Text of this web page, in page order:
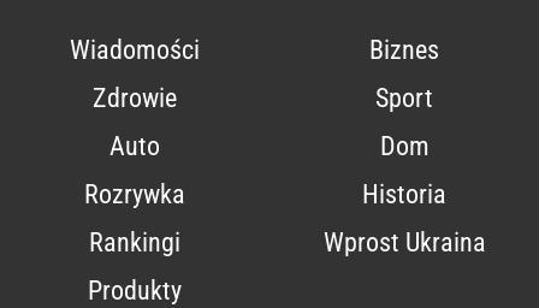
Wiadomości
Biznes
Zdrowie
Sport
Auto
Dom
Rozrywka
Historia
Rankingi
Wprost Ukraina
Produkty